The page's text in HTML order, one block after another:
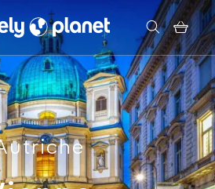
recherche